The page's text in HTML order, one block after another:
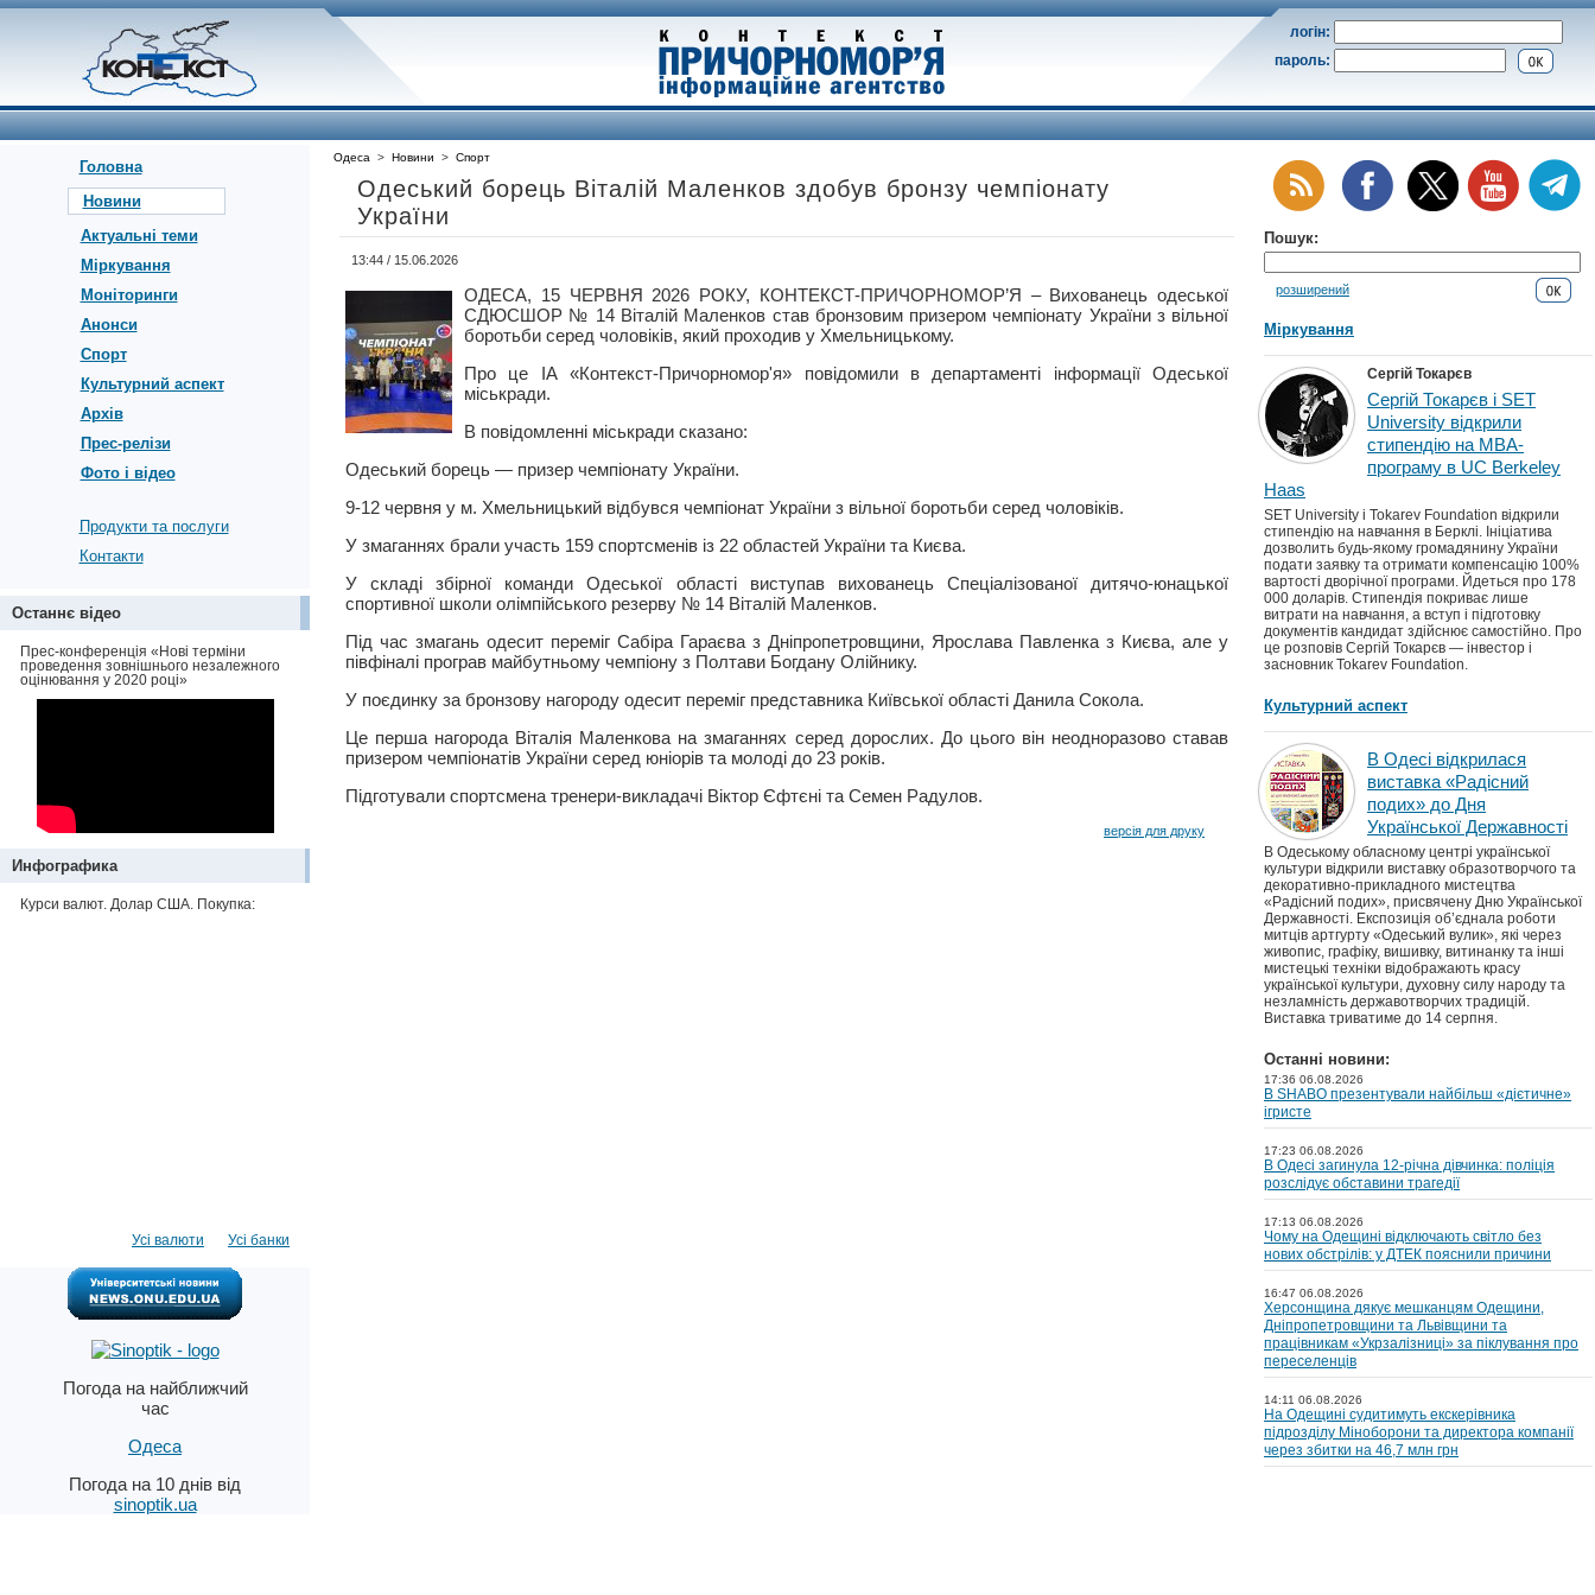
логін:
пароль:
Головна
Новини
Актуальні теми
Міркування
Моніторинги
Анонси
Спорт
Культурний аспект
Архів
Прес-релізи
Фото і відео
Продукти та послуги
Контакти
Останнє відео
Прес-конференція «Нові терміни
проведення зовнішнього незалежного
оцінювання у 2020 році»
Инфографика
Курси валют. Долар США. Покупка:
Усі банки
Усі валюти
Погода на найближчий
час
Одеса
Погода на 10 днів від
sinoptik.ua
Одеса > Новини > Спорт
Одеський борець Віталій Маленков здобув бронзу чемпіонату
України
13:44 / 15.06.2026
ОДЕСА, 15 ЧЕРВНЯ 2026 РОКУ, КОНТЕКСТ-ПРИЧОРНОМОР’Я – Вихованець одеської
СДЮСШОР № 14 Віталій Маленков став бронзовим призером чемпіонату України з вільної
боротьби серед чоловіків, який проходив у Хмельницькому.
Про це ІА «Контекст-Причорномор'я» повідомили в департаменті інформації Одеської
міськради.
В повідомленні міськради сказано:
Одеський борець — призер чемпіонату України.
9-12 червня у м. Хмельницький відбувся чемпіонат України з вільної боротьби серед чоловіків.
У змаганнях брали участь 159 спортсменів із 22 областей України та Києва.
У складі збірної команди Одеської області виступав вихованець Спеціалізованої дитячо-юнацької
спортивної школи олімпійського резерву № 14 Віталій Маленков.
Під час змагань одесит переміг Сабіра Гараєва з Дніпропетровщини, Ярослава Павленка з Києва, але у
півфіналі програв майбутньому чемпіону з Полтави Богдану Олійнику.
У поєдинку за бронзову нагороду одесит переміг представника Київської області Данила Сокола.
Це перша нагорода Віталія Маленкова на змаганнях серед дорослих. До цього він неодноразово ставав
призером чемпіонатів України серед юніорів та молоді до 23 років.
Підготували спортсмена тренери-викладачі Віктор Єфтєні та Семен Радулов.
версія для друку
Пошук:
розширений
Міркування
Сергій Токарєв
Сергій Токарєв і SET
University відкрили
стипендію на MBA-
програму в UC Berkeley
Haas
SET University і Tokarev Foundation відкрили
стипендію на навчання в Берклі. Ініціатива
дозволить будь-якому громадянину України
подати заявку та отримати компенсацію 100%
вартості дворічної програми. Йдеться про 178
000 доларів. Стипендія покриває лише
витрати на навчання, а вступ і підготовку
документів кандидат здійснює самостійно. Про
це розповів Сергій Токарєв — інвестор і
засновник Tokarev Foundation.
Культурний аспект
В Одесі відкрилася
виставка «Радісний
подих» до Дня
Української Державності
В Одеському обласному центрі української
культури відкрили виставку образотворчого та
декоративно-прикладного мистецтва
«Радісний подих», присвячену Дню Української
Державності. Експозиція об’єднала роботи
митців артгурту «Одеський вулик», які через
живопис, графіку, вишивку, витинанку та інші
мистецькі техніки відображають красу
української культури, духовну силу народу та
незламність державотворчих традицій.
Виставка триватиме до 14 серпня.
Останні новини:
17:36 06.08.2026
В SHABO презентували найбільш «дієтичне»
ігристе
17:23 06.08.2026
В Одесі загинула 12-річна дівчинка: поліція
розслідує обставини трагедії
17:13 06.08.2026
Чому на Одещині відключають світло без
нових обстрілів: у ДТЕК пояснили причини
16:47 06.08.2026
Херсонщина дякує мешканцям Одещини,
Дніпропетровщини та Львівщини та
працівникам «Укрзалізниці» за піклування про
переселенців
14:11 06.08.2026
На Одещині судитимуть екскерівника
підрозділу Міноборони та директора компанії
через збитки на 46,7 млн грн